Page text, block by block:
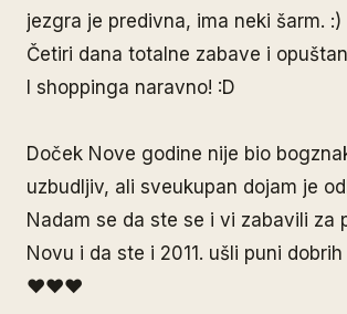
jezgra je predivna, ima neki šarm. :)
Četiri dana totalne zabave i
I shoppinga naravno! :D
Doček Nove godine nije bio
uzbudljiv, ali sveukupan dojam je
Nadam se da ste se i vi zabavili za
Novu i da ste i 2011. ušli puni
♥♥♥